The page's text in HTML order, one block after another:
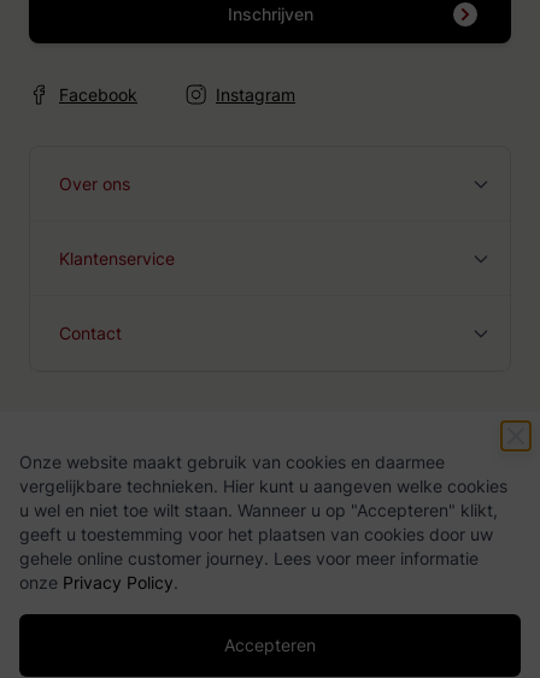
Onze website maakt gebruik van cookies en daarmee
vergelijkbare technieken. Hier kunt u aangeven welke cookies
u wel en niet toe wilt staan. Wanneer u op "Accepteren" klikt,
geeft u toestemming voor het plaatsen van cookies door uw
gehele online customer journey. Lees voor meer informatie
onze Privacy Policy.
Accepteren
Inschrijven
Facebook Instagram
Over ons
Klantenservice
Contact
Algemene voorwaarden Privacy Policy